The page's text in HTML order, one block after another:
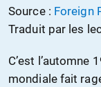
Source : Foreign
Traduit par les
C’est l’automne
mondiale fait